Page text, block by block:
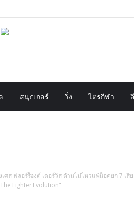
สนุกเกอร์ วิ่ง ไตรกีฬา
ส ฟลอร์ร็องต์ เดอร์วิส ต้านไม่ไหวแพ้น็อคยก 7 เสีย
Fighter Evolution"